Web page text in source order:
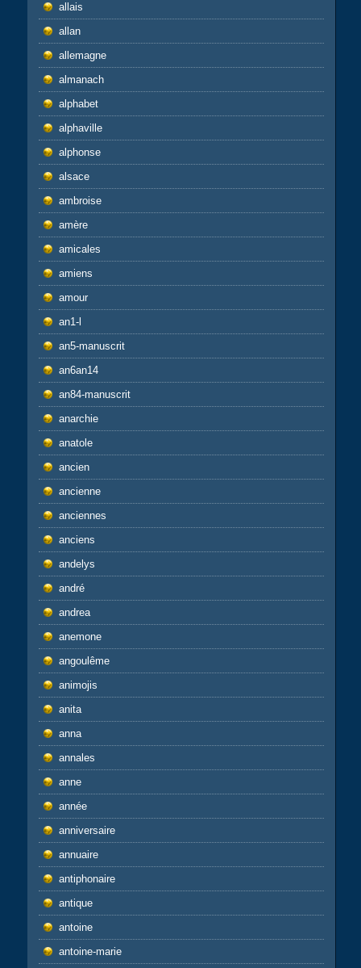
allais
allan
allemagne
almanach
alphabet
alphaville
alphonse
alsace
ambroise
amère
amicales
amiens
amour
an1-l
an5-manuscrit
an6an14
an84-manuscrit
anarchie
anatole
ancien
ancienne
anciennes
anciens
andelys
andré
andrea
anemone
angoulême
animojis
anita
anna
annales
anne
année
anniversaire
annuaire
antiphonaire
antique
antoine
antoine-marie